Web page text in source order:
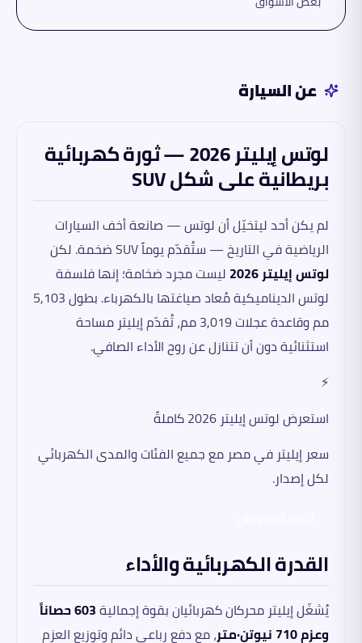
عن السيارة
لوتس إيليتر 2026 — ثورة كهربائية
بريطانية على شكل SUV
لم يكن أحد ليتخيّل أن لوتس — صانعة أخف السيارات
الرياضية في التاريخ — ستُقدّم يوماً SUV ضخمة. لكن
لوتس إيليتر 2026
ليست مجرد ضخامة؛ إنها فلسفة
لوتس الديناميكية مُعاد صياغتها بالكهرباء. بطول 5,103
مم وقاعدة عجلات 3,019 مم، تُقدّم إيليتر مساحة
استثنائية دون أن تتنازل عن روح الأداء الصافي.
⚡
استعرض لوتس إيليتر 2026 كاملةً
سعر إيليتر في مصر مع جميع الفئات والمدى الكهربائي
لكل إصدار.
القدرة الكهربائية والأداء
يُشغّل إيليتر محركان كهربائيان بقوة إجمالية
603 حصاناً
وعزم 710 نيوتن·متر
، مع دفع رباعي دائم وتوزيع العزم